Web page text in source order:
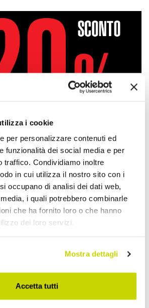
i cookie
per personalizzare contenuti ed
funzionalità dei social media e per
traffico. Condividiamo inoltre
in cui utilizza il nostro sito con i
occupano di analisi dei dati web,
i quali potrebbero combinarle
che ha fornito loro o che hanno
dei loro servizi.
Mostra dettagli
Accetta tutti
subito!